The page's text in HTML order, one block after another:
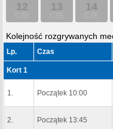
12 13 14
Kolejność rozgrywanych
Lp. Czas
Kort 1
1. Początek 10:00
2. Początek 13:45